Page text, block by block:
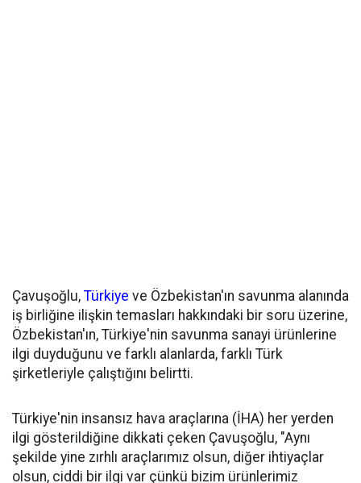
Çavuşoğlu, Türkiye ve Özbekistan'ın savunma alanında
iş birliğine ilişkin temasları hakkındaki bir soru üzerine,
Özbekistan'ın, Türkiye'nin savunma sanayi ürünlerine
ilgi duyduğunu ve farklı alanlarda, farklı Türk
şirketleriyle çalıştığını belirtti.
Türkiye'nin insansız hava araçlarına (İHA) her yerden
ilgi gösterildiğine dikkati çeken Çavuşoğlu, "Aynı
şekilde yine zırhlı araçlarımız olsun, diğer ihtiyaçlar
olsun, ciddi bir ilgi var çünkü bizim ürünlerimiz